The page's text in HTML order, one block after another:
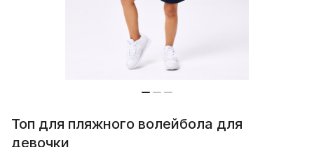
Топ для пляжного волейбола для
девочки